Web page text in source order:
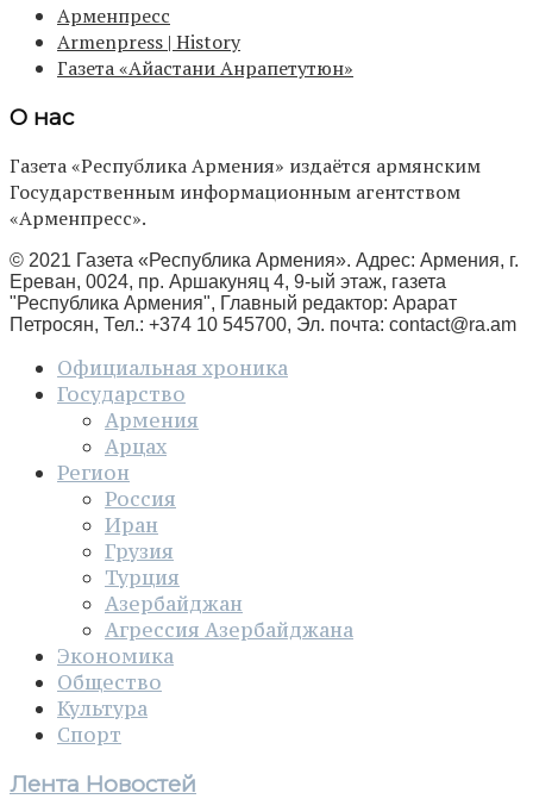
Арменпресс
Armenpress | History
Газета «Айастани Анрапетутюн»
О нас
Газета «Республика Армения» издаётся армянским
Государственным информационным агентством
«Арменпресс».
© 2021 Газета «Республика Армения». Адрес: Армения, г.
Ереван, 0024, пр. Аршакуняц 4, 9-ый этаж, газета
"Республика Армения", Главный редактор: Арарат
Петросян, Тел.: +374 10 545700, Эл. почта: contact@ra.am
Официальная хроника
Государство
Армения
Арцах
Регион
Россия
Иран
Грузия
Турция
Азербайджан
Агрессия Азербайджана
Экономика
Общество
Культура
Спорт
Лента Новостей